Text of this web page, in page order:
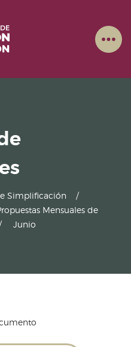
Simplificación
Mensuales de
Junio